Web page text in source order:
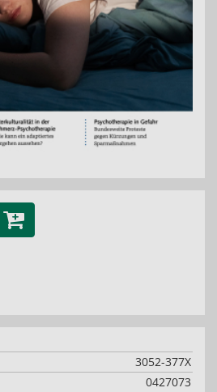
3052-377X
0427073